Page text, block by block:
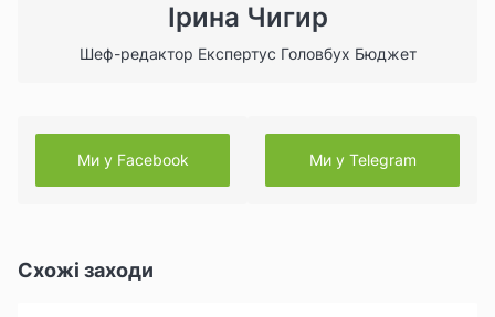
Ірина Чигир
Шеф-редактор Експертус Головбух Бюджет
Ми у Facebook Ми у Telegram
Схожі заходи